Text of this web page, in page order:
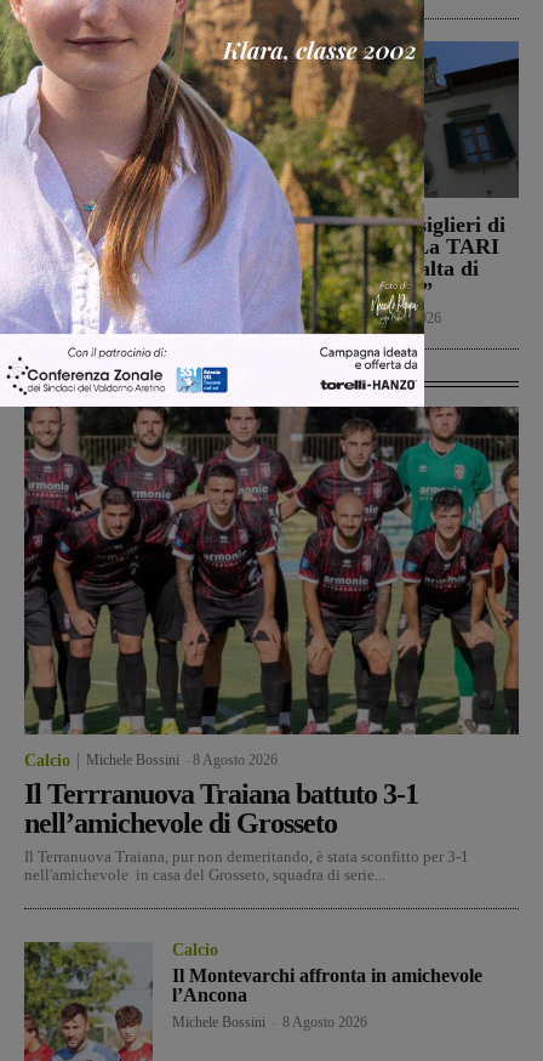
Il Montevarchi affronta
in amichevole l’Ancona
Calcio 8 Agosto 2026
Reggello, i consiglieri di
opposizione: “La TARI
2026 resta più alta di
quella del 2022”
Politica 8 Agosto 2026
Ultime Calcio
Calcio Michele Bossini 8 Agosto 2026
Il Terrranuova Traiana battuto 3-1
nell’amichevole di Grosseto
Il Terranuova Traiana, pur non demeritando, è stata sconfitto per 3-1
nell'amichevole in casa del Grosseto, squadra di serie...
Calcio
Il Montevarchi affronta in amichevole
l’Ancona
Michele Bossini 8 Agosto 2026